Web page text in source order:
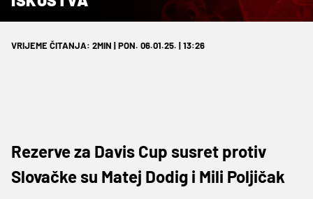
VRIJEME ČITANJA: 2MIN | PON. 06.01.25. | 13:26
Rezerve za Davis Cup susret protiv
Slovačke su Matej Dodig i Mili Poljičak